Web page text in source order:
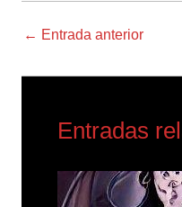
← Entrada anterior
Entradas